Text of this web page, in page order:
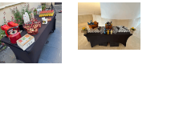
de Soporte